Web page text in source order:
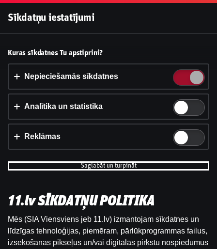
11.lv
11.LV
Vai Sandis Ozoliņš atgriežas lielajā hokejā? |
11.lv
byDāvis 2025. g. 29. janv.
Vai pieņemt sīkdatnes?
Šī vietne izmanto 3 dažādu veidu sīkdatnes: obligāti
nepieciešamās, analītikas un statistikas, reklāmas.
Iestatījumi un informācija
Sīkdatņu iestatījumi
Kuras sīkdatnes Tu apstiprini?
Nepieciešamās sīkdatnes
Analītika un statistika
Reklāmas
Saglabāt un turpināt
11.lv SĪKDATŅU POLITIKA
Mēs (SIA Viensviens jeb 11.lv) izmantojam sīkdatnes un
līdzīgas tehnoloģijas, piemēram, pārlūkprogrammas failus,
izsekošanas pikseļus un/vai digitālās pirkstu nospiedumus